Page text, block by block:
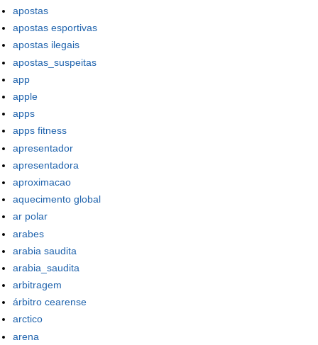
apostas
apostas esportivas
apostas ilegais
apostas_suspeitas
app
apple
apps
apps fitness
apresentador
apresentadora
aproximacao
aquecimento global
ar polar
arabes
arabia saudita
arabia_saudita
arbitragem
árbitro cearense
arctico
arena